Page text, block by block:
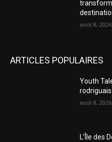
août 8, 2026
ARTICLES POPULAIRES
Youth
août 8, 2026
L’Île des